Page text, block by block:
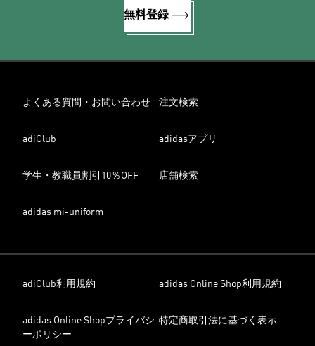
無料登録
よくある質問・お問い合わせ 注文検索
adiClub adidasアプリ
学生・教職員割引10％OFF 店舗検索
adidas mi-uniform
adiClub利用規約 adidas Online Shop利用規約
adidas Online Shopプライバシ
ーポリシー
特定商取引法に基づく表示